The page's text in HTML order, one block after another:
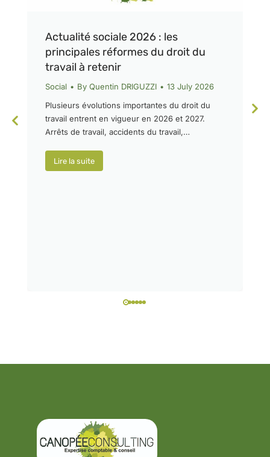
Actualité sociale 2026 : les
principales réformes du droit du
travail à retenir
Social By Quentin DRIGUZZI
13 July 2026
Plusieurs évolutions importantes du droit du
travail entrent en vigueur en 2026 et 2027.
Arrêts de travail, accidents du travail,…
Lire la suite